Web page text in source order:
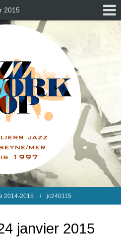
2015
2014-2015 jc240115
janvier 2015